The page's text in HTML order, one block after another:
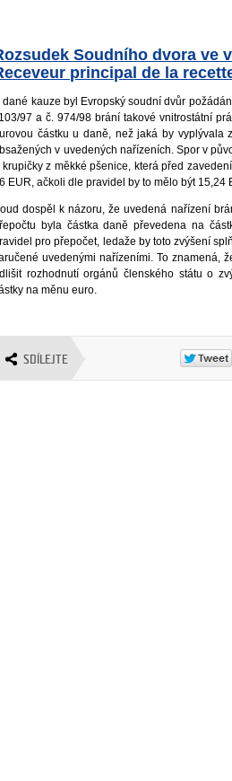
Soudního dvora ve
principal de la
dané kauze byl Evropský soudní dvůr
97 a č. 974/98 brání takové vnitrostátní
částku u daně, než jaká by vyplývala
v uvedených nařízeních. Spor v
krupičky z měkké pšenice, která před
EUR, ačkoli dle pravidel by to mělo být 15,24
dospěl k názoru, že uvedená nařízení
byla částka daně převedena na
pro přepočet, ledaže by toto zvýšení
uvedenými nařízeními. To znamená,
rozhodnutí orgánů členského státu o
na měnu euro.
SDÍLEJTE